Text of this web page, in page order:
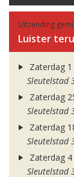
Uitzending
Luister
Zaterdag
Sleutelstad
Zaterdag
Sleutelstad
Zaterdag
Sleutelstad
Zaterdag
Sleutelstad